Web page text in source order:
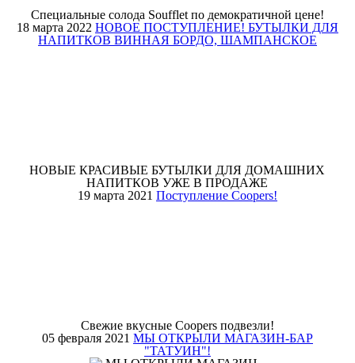
Специальные солода Soufflet по демократичной цене!
18 марта 2022 НОВОЕ ПОСТУПЛЕНИЕ! БУТЫЛКИ ДЛЯ
НАПИТКОВ ВИННАЯ БОРДО, ШАМПАНСКОЕ
НОВЫЕ КРАСИВЫЕ БУТЫЛКИ ДЛЯ ДОМАШНИХ
НАПИТКОВ УЖЕ В ПРОДАЖЕ
19 марта 2021 Поступление Coopers!
Свежие вкусные Coopers подвезли!
05 февраля 2021 МЫ ОТКРЫЛИ МАГАЗИН-БАР
"ТАТУИН"!